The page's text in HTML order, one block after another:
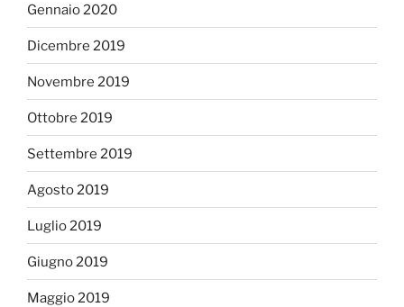
Gennaio 2020
Dicembre 2019
Novembre 2019
Ottobre 2019
Settembre 2019
Agosto 2019
Luglio 2019
Giugno 2019
Maggio 2019